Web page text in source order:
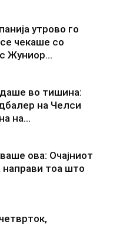
утрово го
чекаше со
Жуниор...
во тишина:
на Челси
на...
ова: Очајниот
тоа што